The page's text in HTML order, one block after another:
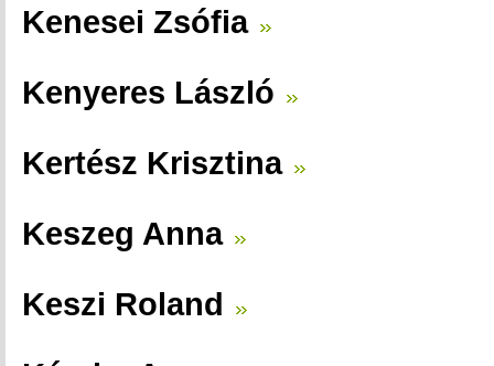
Kenesei Zsófia
Kenyeres László
Kertész Krisztina
Keszeg Anna
Keszi Roland